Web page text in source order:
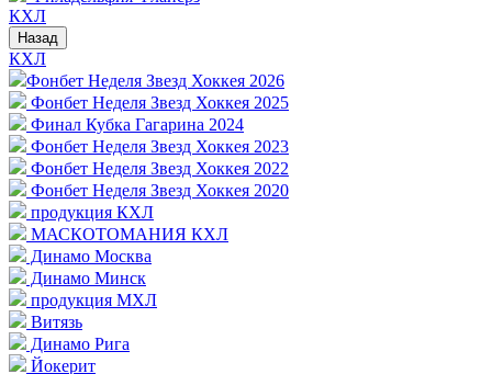
КХЛ
Назад
КХЛ
Фонбет Неделя Звезд Хоккея 2026
Фонбет Неделя Звезд Хоккея 2025
Финал Кубка Гагарина 2024
Фонбет Неделя Звезд Хоккея 2023
Фонбет Неделя Звезд Хоккея 2022
Фонбет Неделя Звезд Хоккея 2020
продукция КХЛ
МАСКОТОМАНИЯ КХЛ
Динамо Москва
Динамо Минск
продукция МХЛ
Витязь
Динамо Рига
Йокерит